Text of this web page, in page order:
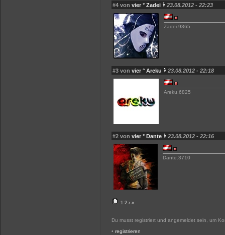
#4 von vier ° Zadei 23.08.2012 - 22:23
Zadei.9365
#3 von vier ° Areku 23.08.2012 - 22:18
Areku.6825
#2 von vier ° Dante 23.08.2012 - 22:16
Dante.3710
1 2 › »
Du musst registriert und angemeldet sein, um
• registrieren